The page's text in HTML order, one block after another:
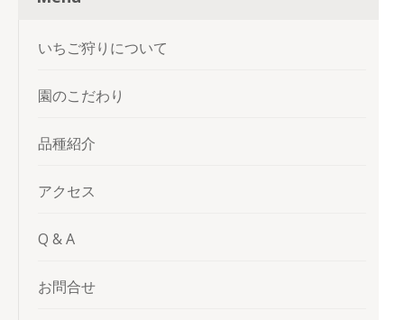
いちご狩りについて
園のこだわり
品種紹介
アクセス
Q & A
お問合せ